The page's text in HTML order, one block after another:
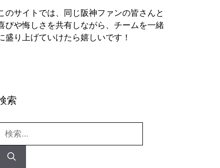
のサイトでは、同じ阪神ファンの皆さんと
びや悔しさを共有しながら、チームを一緒
盛り上げていけたら嬉しいです！
索
索: